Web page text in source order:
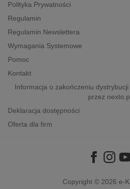
psychologiczne
inne
popularno-naukowe
historia
Polityka Prywatności
Regulamin
Regulamin Newslettera
Wymagania Systemowe
Pomoc
Kontakt
Informacja o zakończeniu
przez
Deklaracja dostępności
Oferta dla firm
Copyright © 2026 e-